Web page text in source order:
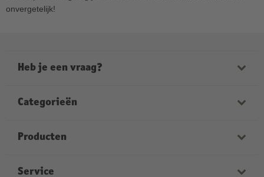
onvergetelijk!
Heb je een vraag?
openingstijden zijn:
zondag van 12:00 tot 18:00
Categorieën
Fotoboeken
Wanddecoratie
Producten
Kruidvat Merk foto’s
Service